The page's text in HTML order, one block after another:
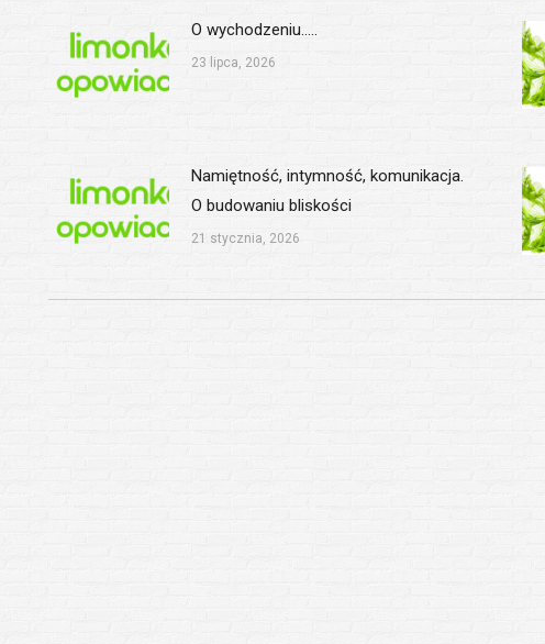
O wychodzeniu…..
23 lipca, 2026
Namiętność, intymność, komunikacja.
O budowaniu bliskości
21 stycznia, 2026